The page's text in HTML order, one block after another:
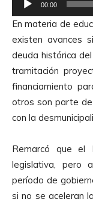
e
p
r
o
d
u
c
t
r
d
e
00:00
En materia de
existen avances
deuda histórica
tramitación
financiamiento
otros son parte de
con la
Remarcó que el
legislativa, pero
período de
si no se aceleran